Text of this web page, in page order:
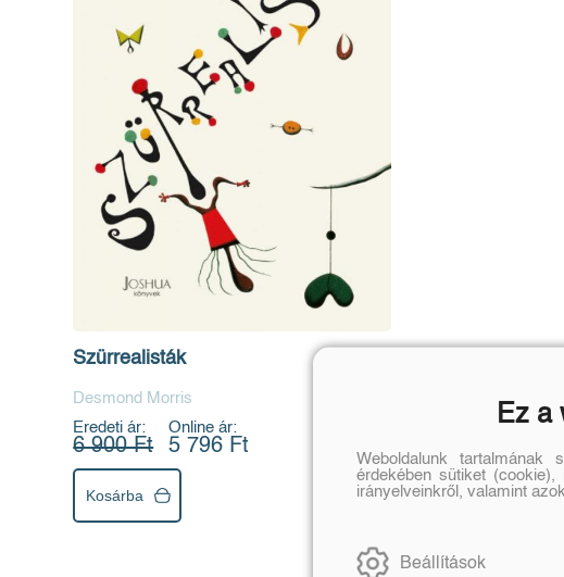
Szürrealisták
Desmond Morris
Eredeti ár:
6 900 Ft
Online ár:
5 796 Ft
Kosárba
Ez a
Weboldalunk
érdekében sütiket (cookie),
irányelveinkről, valamint
Beállítások